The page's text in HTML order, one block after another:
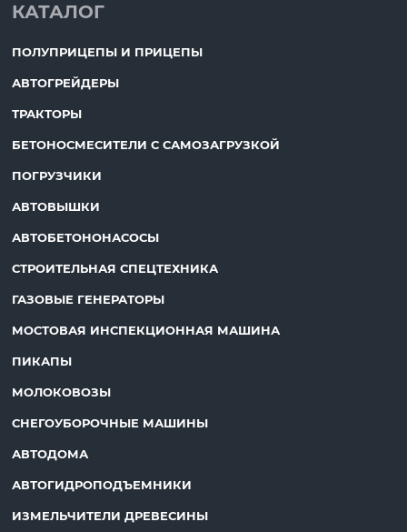
КАТАЛОГ
ПОЛУПРИЦЕПЫ И ПРИЦЕПЫ
АВТОГРЕЙДЕРЫ
ТРАКТОРЫ
БЕТОНОСМЕСИТЕЛИ С САМОЗАГРУЗКОЙ
ПОГРУЗЧИКИ
АВТОВЫШКИ
АВТОБЕТОНОНАСОСЫ
СТРОИТЕЛЬНАЯ СПЕЦТЕХНИКА
ГАЗОВЫЕ ГЕНЕРАТОРЫ
МОСТОВАЯ ИНСПЕКЦИОННАЯ МАШИНА
ПИКАПЫ
МОЛОКОВОЗЫ
СНЕГОУБОРОЧНЫЕ МАШИНЫ
АВТОДОМА
АВТОГИДРОПОДЪЕМНИКИ
ИЗМЕЛЬЧИТЕЛИ ДРЕВЕСИНЫ